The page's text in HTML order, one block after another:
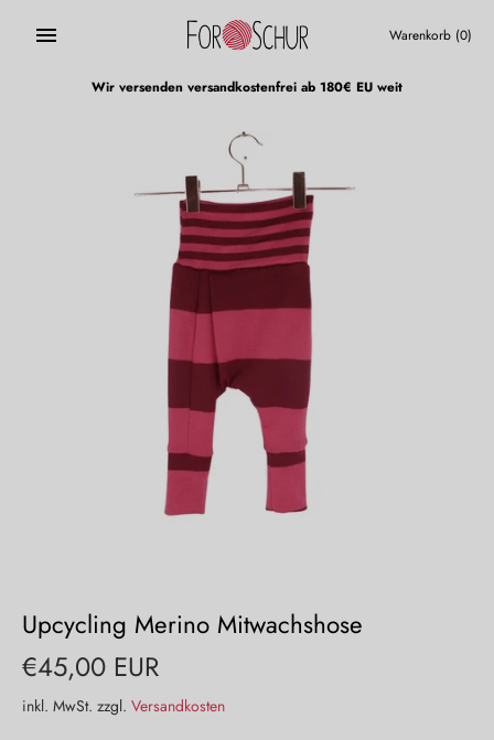
Warenkorb (0)
Wir versenden versandkostenfrei ab 180€ EU weit
Upcycling Merino Mitwachshose
€45,00 EUR
inkl. MwSt. zzgl. Versandkosten